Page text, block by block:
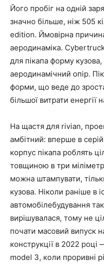
Його пробіг на одній
значно більше, ніж 505
edition. Ймовірна
аеродинаміка.
для пікапа форму
аеродинамічний опір.
форми, що веде до
більшої витрати енергії
На щастя для rivian,
амбітний: вперше в
корпус пікапа роблять
товщиною в три
можна штампувати,
кузова. Ніколи раніше в
автомобілебудування
вирішувалася, тому не
почати масовий випуск
конструкції в 2022 році
model 3, коли проривні